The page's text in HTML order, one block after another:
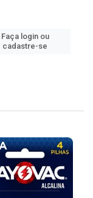
Faça login ou
cadastre-se